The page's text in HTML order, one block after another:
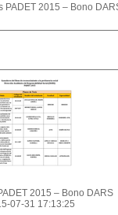
PADET 2015 – Bono
2015 – Bono DARS
07-31 17:13:25